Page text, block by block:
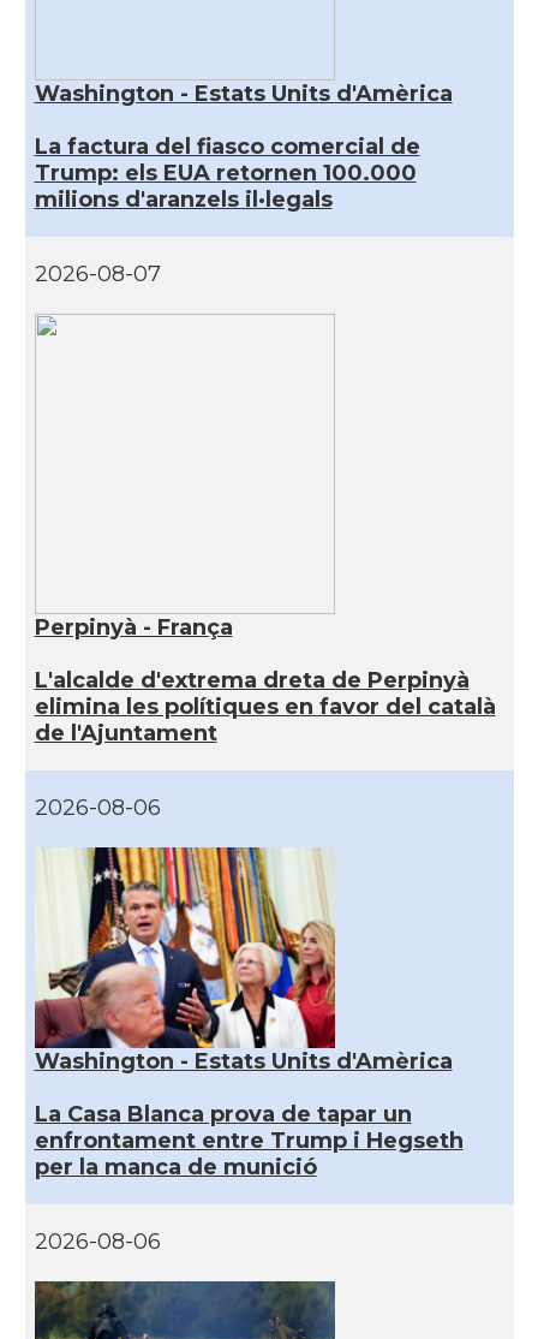
Washington - Estats Units d'Amèrica
La factura del fiasco comercial de
Trump: els EUA retornen 100.000
milions d'aranzels il·legals
2026-08-07
Perpinyà - França
L'alcalde d'extrema dreta de Perpinyà
elimina les polítiques en favor del català
de l'Ajuntament
2026-08-06
Washington - Estats Units d'Amèrica
La Casa Blanca prova de tapar un
enfrontament entre Trump i Hegseth
per la manca de munició
2026-08-06